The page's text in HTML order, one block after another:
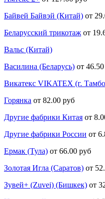
Байвей Байвэй (Китай) от
Беларусский трикотаж от
Вальс (Китай)
Василина (Беларусь) от
Викатекс VIKATEX (г.
Горянка от 82.00 руб
Другие фабрики Китая от
Другие фабрики России от
Ермак (Тула) от 66.00 руб
Золотая Игла (Саратов) от
Зувей+ (Zuvei) (Бишкек) от